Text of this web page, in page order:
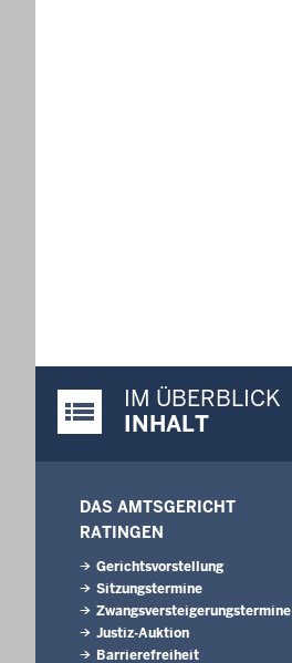
Justiz-Portal im Überblick:
IM ÜBERBLICK
INHALT
DAS AMTSGERICHT
RATINGEN
Gerichtsvorstellung
Sitzungstermine
Zwangsversteigerungs­termine
Justiz-Auktion
Barrierefreiheit